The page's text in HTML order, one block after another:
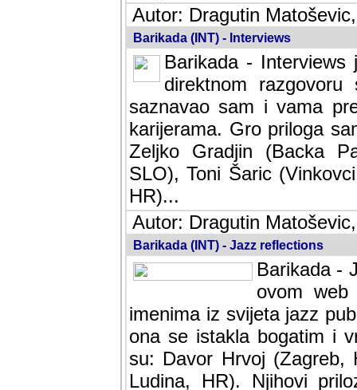
Autor: Dragutin
Barikada (INT) - Interviews
Barikada -
direktnom
saznavao sam i vama
karijerama. Gro priloga
Zeljko Gradjin (Backa
SLO), Toni Šaric
HR)...
Autor: Dragutin
Barikada (INT) - Jazz reflections
Barikada -
ovom web
imenima iz svijeta jazz
ona se istakla bogatim i
su: Davor Hrvoj (Zagreb,
Ludina, HR). Njihovi